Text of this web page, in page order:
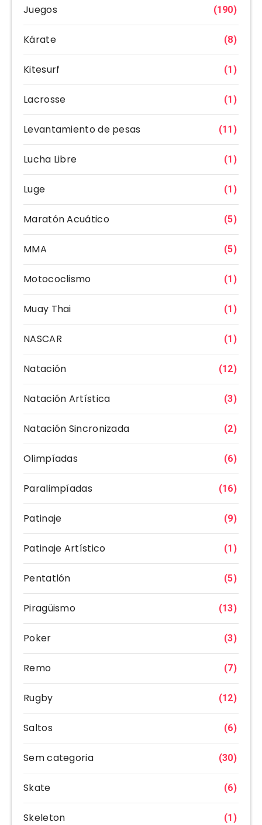
Juegos (190)
Kárate (8)
Kitesurf (1)
Lacrosse (1)
Levantamiento de pesas (11)
Lucha Libre (1)
Luge (1)
Maratón Acuático (5)
MMA (5)
Motococlismo (1)
Muay Thai (1)
NASCAR (1)
Natación (12)
Natación Artística (3)
Natación Sincronizada (2)
Olimpíadas (6)
Paralimpíadas (16)
Patinaje (9)
Patinaje Artístico (1)
Pentatlón (5)
Piragüismo (13)
Poker (3)
Remo (7)
Rugby (12)
Saltos (6)
Sem categoria (30)
Skate (6)
Skeleton (1)